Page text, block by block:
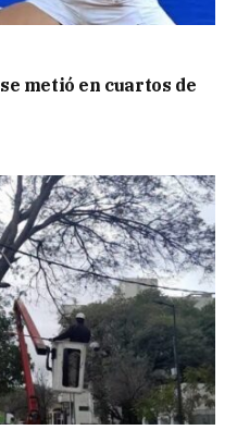
metió en cuartos de